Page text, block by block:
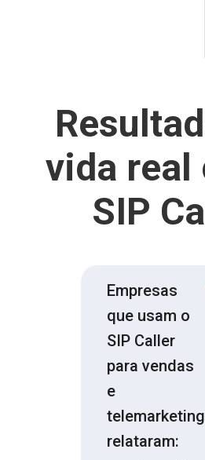
vida real
SIP
Empresas
que usam o
SIP Caller
para vendas
e
telemarketing
relataram: